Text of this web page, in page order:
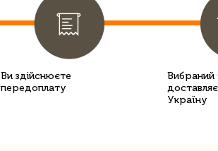
Ви здійснюєте
передоплату
Вибраний
Україну